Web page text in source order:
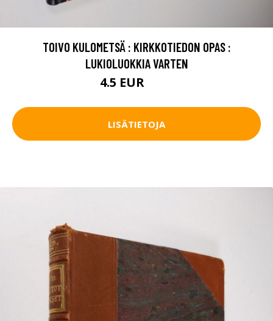
TOIVO KULOMETSÄ : KIRKKOTIEDON OPAS :
LUKIOLUOKKIA VARTEN
4.5 EUR
LISÄTIETOJA